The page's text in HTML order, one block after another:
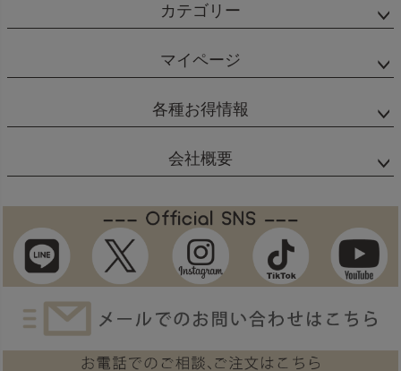
カテゴリー
マイページ
各種お得情報
会社概要